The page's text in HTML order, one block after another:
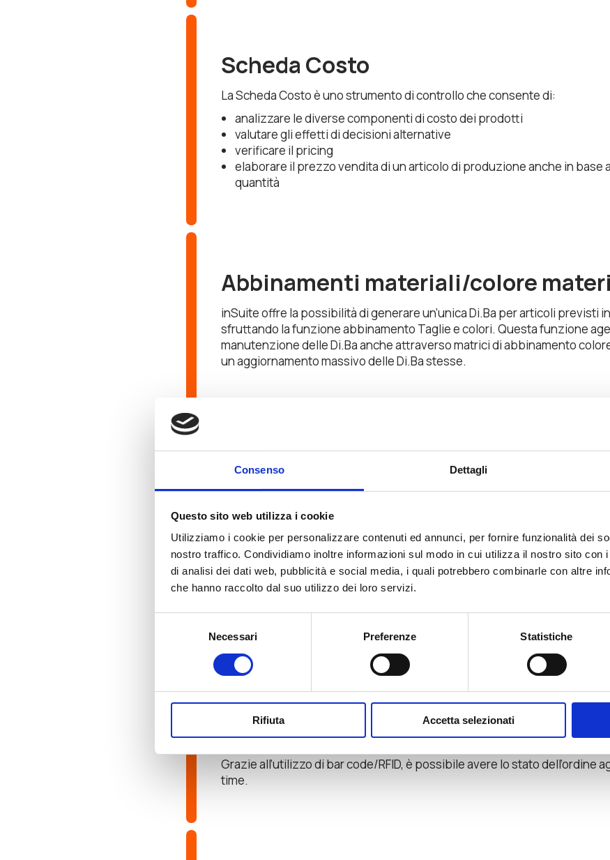
Consenso Dettagli
Questo sito web utilizza i cookie
Utilizziamo i cookie per personalizzare contenuti ed annunci, per fornire funzionalità dei
nostro traffico. Condividiamo inoltre informazioni sul modo in cui utilizza il nostro sito con
di analisi dei dati web, pubblicità e social media, i quali potrebbero combinarle con altre
che hanno raccolto dal suo utilizzo dei loro servizi.
Necessari Preferenze Statistiche
Rifiuta Accetta selezionati
Scheda Costo
La Scheda Costo è uno strumento di controllo che consente di:
analizzare le diverse componenti di costo dei prodotti
valutare gli effetti di decisioni alternative
verificare il pricing
elaborare il prezzo vendita di un articolo di produzione anche in base
quantità
Abbinamenti materiali/colore
inSuite offre la possibilità di generare un’unica Di.Ba per articoli previsti
sfruttando la funzione abbinamento Taglie e colori. Questa funzione
manutenzione delle Di.Ba anche attraverso matrici di abbinamento
un aggiornamento massivo delle Di.Ba stesse.
Creazione guidata ordini di
inSuite mette a disposizione alcune funzionalità al fine di ottimizzare ed
specifiche di imballo, raggruppamenti a taglia, numero massimo di paia/
Produzione.
Monitoraggi e Commesse
inSuite mette a disposizione il cruscotto utile a monitorare l’avanzamento
Commerciale.
Fornisce informazioni immediate sullo status dell’ordine e grazie
colorazione a semaforo dei campi rende la maschera di facile
Grazie all’utilizzo di bar code/RFID, è possibile avere lo stato dell’ordine
time.